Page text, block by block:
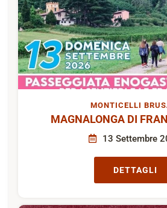
MONTICELLI
MAGNALONGA DI
13 Settembre
DETTAGLI